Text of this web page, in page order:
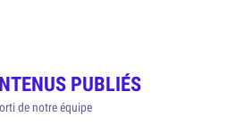
PUBLIÉS
de notre équipe